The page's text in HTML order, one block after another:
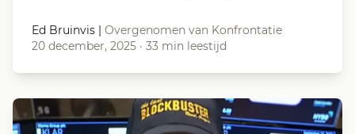
Ed Bruinvis | Overgenomen van Konfrontatie
20 december, 2025 · 33 min leestijd